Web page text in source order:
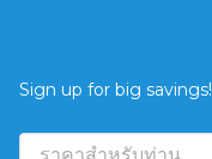
Sign up for big savings!